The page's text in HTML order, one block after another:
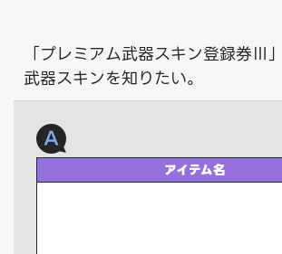
「プレミアム武器スキン登録券Ⅲ
武器スキンを知りたい。
アイテム名